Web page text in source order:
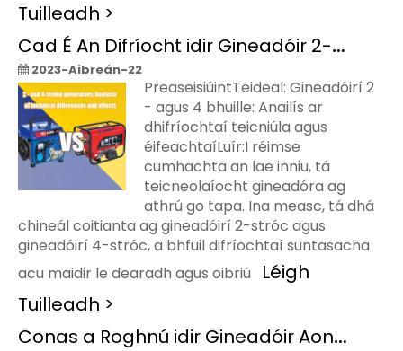
Tuilleadh >
Cad É An Difríocht idir Gineadóir 2-stróc Agus Gineadóir 4-stróc
2023-Aibreán-22
PreaseisiúintTeideal: Gineadóirí 2
- agus 4 bhuille: Anailís ar
dhifríochtaí teicniúla agus
éifeachtaíLuír:I réimse
cumhachta an lae inniu, tá
teicneolaíocht gineadóra ag
athrú go tapa. Ina measc, tá dhá
chineál coitianta ag gineadóirí 2-stróc agus
gineadóirí 4-stróc, a bhfuil difríochtaí suntasacha
acu maidir le dearadh agus oibriú Léigh
Tuilleadh >
Conas a Roghnú idir Gineadóir Aonphas Agus Gineadóir Trí Phas